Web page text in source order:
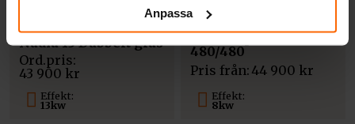
Anpassa
Effekt:
13kw
Kratki spisinsats
Nadia 13 Dubbelt glas
43 900 kr
Effekt:
8kw
KRATKI INSATS PRO
Kratki spisinsats VN
480/480
Pris från: 44 900 kr